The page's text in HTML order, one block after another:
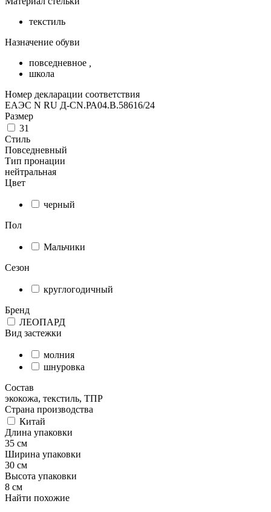
текстиль
Назначение обуви
повседневное
школа
Номер декларации соответствия
ЕАЭС N RU Д-CN.РА04.В.58616/24
Размер
31
Стиль
Повседневный
Тип пронации
нейтральная
Цвет
черный
Пол
Мальчики
Сезон
круглогодичный
Бренд
ЛЕОПАРД
Вид застежки
молния
шнуровка
Состав
экокожа, текстиль, ТПР
Страна производства
Китай
Длина упаковки
35 см
Ширина упаковки
30 см
Высота упаковки
8 см
Найти похожие